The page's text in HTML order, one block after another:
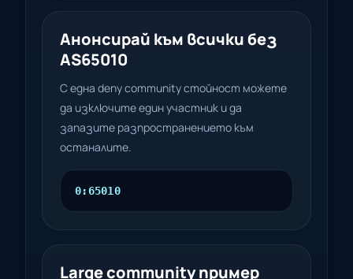
Анонсирай към всички без
AS65010
С една deny community стойност можете
да изключите един участник и да
запазите разпространението към
останалите.
0:65010
Large community пример